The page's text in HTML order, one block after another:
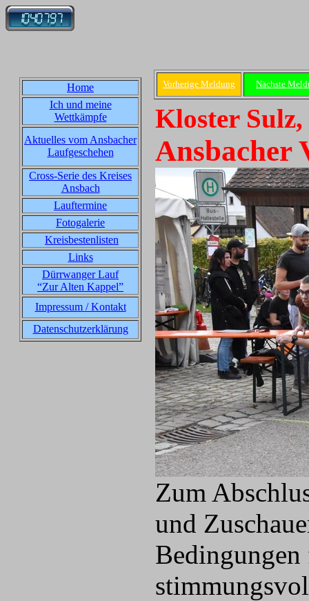
Home
Ich und meine
Wettkämpfe
Aktuelles vom Ansbacher
Laufgeschehen
Cross-Serie des Kreises
Ansbach
Lauftermine
Fotogalerie
Kreisbestenlisten
Links
Dürrwanger Lauf
“Zur Alten Kappel”
Impressum / Kontakt
Datenschutzerklärung
Vorherige Meldung Nächste
Kloster Sulz,
Ansbacher
Zum
und
Bedingungen